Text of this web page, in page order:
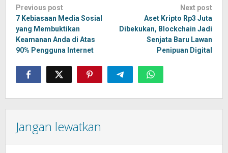
Post
navigation
Previous post
7 Kebiasaan Media Sosial
yang Membuktikan
Keamanan Anda di Atas
90% Pengguna Internet
Next post
Aset Kripto Rp3 Juta
Dibekukan, Blockchain Jadi
Senjata Baru Lawan
Penipuan Digital
Jangan lewatkan